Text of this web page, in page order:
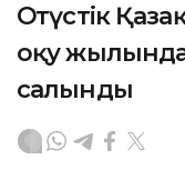
Оңтүстік
оқу жылында
салынды